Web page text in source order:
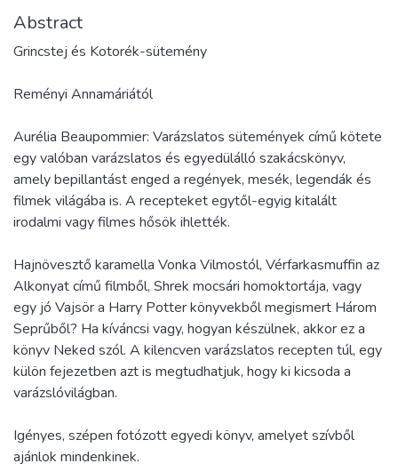
Abstract
Grincstej és Kotorék-sütemény
Reményi Annamáriától
Aurélia Beaupommier: Varázslatos sütemények című kötete
egy valóban varázslatos és egyedülálló szakácskönyv,
amely bepillantást enged a regények, mesék, legendák és
filmek világába is. A recepteket egytől-egyig kitalált
irodalmi vagy filmes hősök ihlették.
Hajnövesztő karamella Vonka Vilmostól, Vérfarkasmuffin az
Alkonyat című filmből, Shrek mocsári homoktortája, vagy
egy jó Vajsör a Harry Potter könyvekből megismert Három
Seprűből? Ha kíváncsi vagy, hogyan készülnek, akkor ez a
könyv Neked szól. A kilencven varázslatos recepten túl, egy
külön fejezetben azt is megtudhatjuk, hogy ki kicsoda a
varázslóvilágban.
Igényes, szépen fotózott egyedi könyv, amelyet szívből
ajánlok mindenkinek.